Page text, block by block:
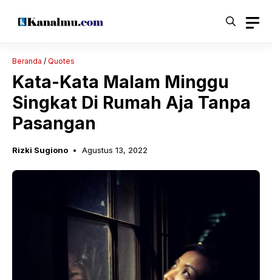
Beranda / Quotes
Kata-Kata Malam Minggu
Singkat Di Rumah Aja Tanpa
Pasangan
Rizki Sugiono Agustus 13, 2022